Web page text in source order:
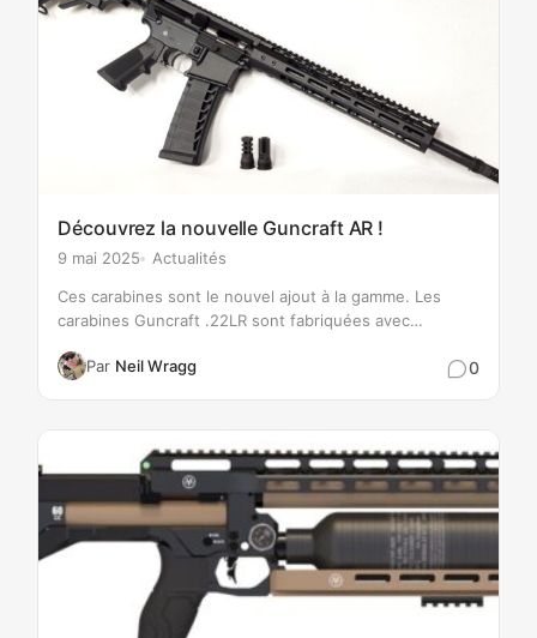
Découvrez la nouvelle Guncraft AR !
9 mai 2025 Actualités
Par Neil Wragg
Ces carabines sont le nouvel ajout à la gamme. Les
carabines Guncraft .22LR sont fabriquées avec
aluminium de grade 7075 avec un canon CMMG bolt
0